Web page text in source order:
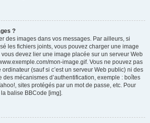
?
des images dans vos messages. Par ailleurs, si
les fichiers joints, vous pouvez charger une image
vous devez lier une image placée sur un serveur Web
mon-image.gif. Vous ne pouvez pas
(sauf si c’est un serveur Web public) ni des
mécanismes d’authentification, exemple : boîtes
sites protégés par un mot de passe, etc. Pour
balise BBCode [img].